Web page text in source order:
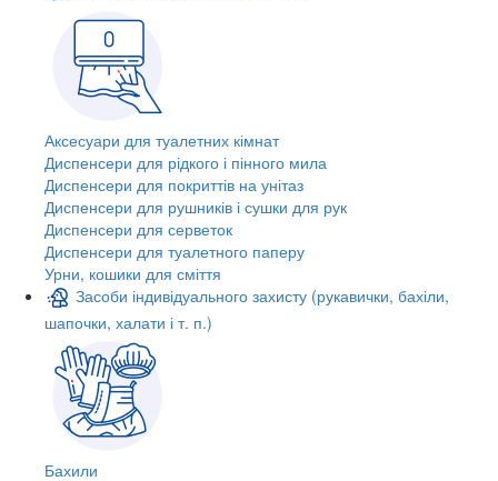
Аксесуари для туалетних кімнат
Диспенсери для рідкого і пінного мила
Диспенсери для покриттів на унітаз
Диспенсери для рушників і сушки для рук
Диспенсери для серветок
Диспенсери для туалетного паперу
Урни, кошики для сміття
Засоби індивідуального захисту (рукавички, бахіли,
шапочки, халати і т. п.)
Бахили